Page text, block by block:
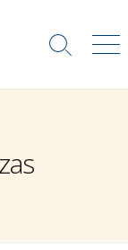
Search